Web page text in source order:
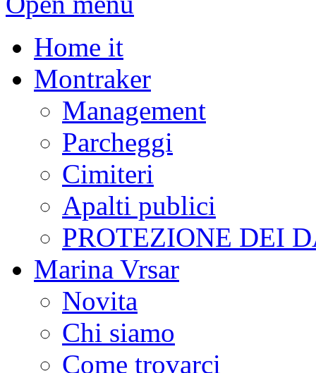
Home it
Montraker
Management
Parcheggi
Cimiteri
Apalti publici
PROTEZIONE DEI
Marina Vrsar
Novita
Chi siamo
Come trovarci